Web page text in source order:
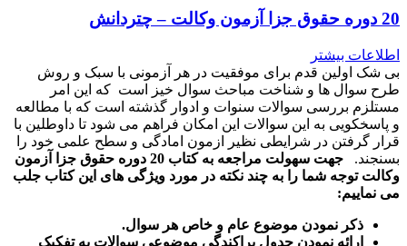
20 دوره حقوق جزا آزمون وکالت – چتردانش
اطلاعات بیشتر
بی شک اولین قدم برای موفقیت در هر آزمونی با سبک و روش
طرح سوال ها و شناخت مباحث سوال خیز است که این امر
مستلزم بررسی سوالات سنوات و ادوار گذشته است که با مطالعه
و پاسخکویی به این سوالات این امکان فراهم می شود تا داوطلین با
قرار گرفتن در شرایطی نظیر ازمون امادگی و سطح علمی خود را
بسنجند.
جهت سهولت مراجعه به کتاب 20 دوره حقوق جزا آزمون
وکالت توجه شما را به چند نکته در مورد ویژگی های این کتاب جلب
می نماییم:
ذکر نمودن موضوع عام و خاص هر سوال.
ارائه نمودن جدول پراکندگی موضوعی سوالات به تفکیک